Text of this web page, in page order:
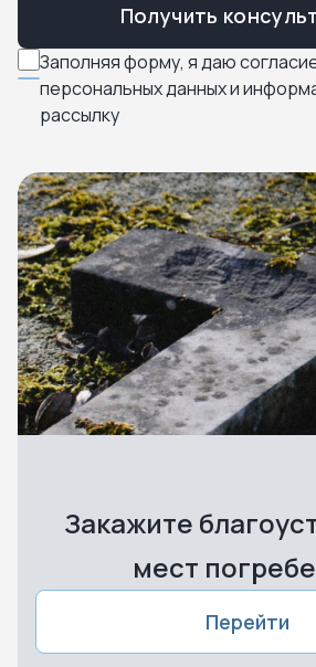
Заполняя форму, я даю
персональных данных и
рассылку
Получить
Закажите
мест
Перейти